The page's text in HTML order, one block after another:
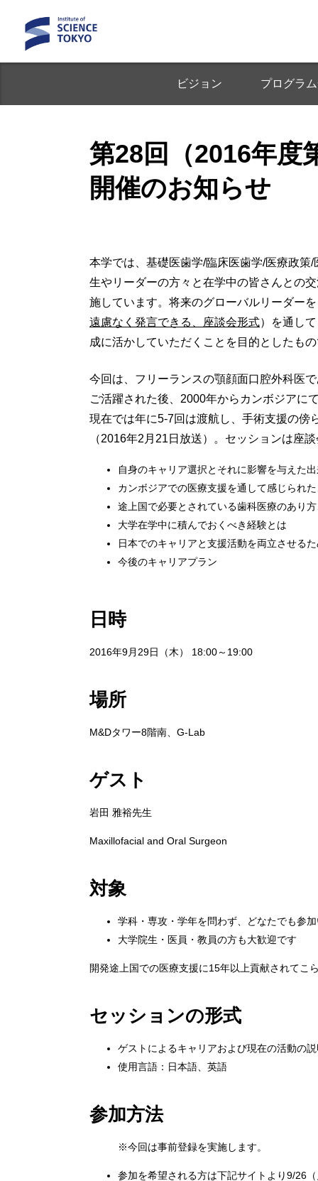
ビジョン プログラ
第28回（2016年
開催のお知らせ
本学では、基礎医歯学/臨床医歯学/医療政
生やリーダーの方々と在学中の皆さんとの
施しています。将来のグローバルリーダー
遠慮なく発言できる、座談会形式）を通し
成に活かしていただくことを目的としたも
今回は、フリーランスの顎顔面口腔外科医
ご活躍された後、2000年からカンボジアに
現在では年に5-7回は渡航し、手術支援の傍
（2016年2月21日放送）。セッションは座
自身のキャリア選択とそれに影響を与えた
カンボジアでの医療支援を通して感じられ
途上国で必要とされている歯科医療のあり
大学在学中に積んでおくべき経験とは
日本でのキャリアと支援活動を両立させる
今後のキャリアプラン
日時
2016年9月29日（木） 18:00～19:00
場所
M&Dタワー8階南、G-Lab
ゲスト
岩田 雅裕先生
Maxillofacial and Oral Surgeon
対象
学科・専攻・学年を問わず、どなたでも参
大学院生・医員・教員の方も大歓迎です
開発途上国での医療支援に15年以上貢献されてこ
セッションの形式
ゲストによるキャリアおよび現在の活動の
使用言語：日本語、英語
参加方法
※今回は事前登録を実施します。
参加を希望される方は下記サイトより9/26